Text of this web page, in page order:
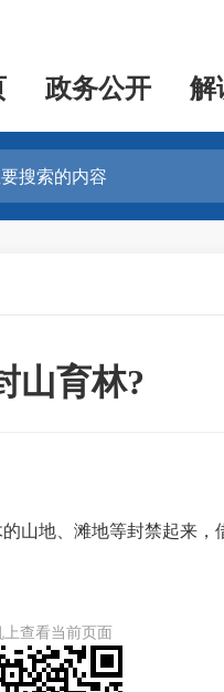
政务公开 解
山育林?
地、滩地等封禁起来，
查看当前页面